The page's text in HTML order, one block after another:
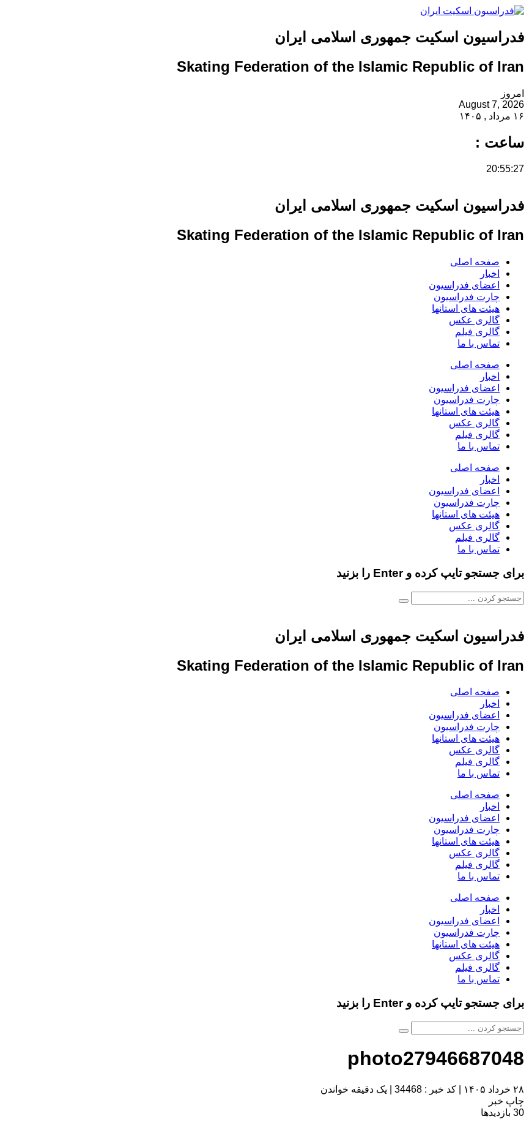
فدراسیون اسکیت جمهوری اسلامی ایران
Skating Federation of the Islamic Republic of Iran
امروز
August 7, 2026
۱۶ مرداد , ۱۴۰۵
ساعت :
20:55:28
فدراسیون اسکیت جمهوری اسلامی ایران
Skating Federation of the Islamic Republic of Iran
صفحه اصلی
اخبار
اعضای فدراسیون
چارت فدراسیون
هیئت های استانها
گالری عکس
گالری فیلم
تماس با ما
صفحه اصلی
اخبار
اعضای فدراسیون
چارت فدراسیون
هیئت های استانها
گالری عکس
گالری فیلم
تماس با ما
صفحه اصلی
اخبار
اعضای فدراسیون
چارت فدراسیون
هیئت های استانها
گالری عکس
گالری فیلم
تماس با ما
برای جستجو تایپ کرده و Enter را بزنید
فدراسیون اسکیت جمهوری اسلامی ایران
Skating Federation of the Islamic Republic of Iran
صفحه اصلی
اخبار
اعضای فدراسیون
چارت فدراسیون
هیئت های استانها
گالری عکس
گالری فیلم
تماس با ما
صفحه اصلی
اخبار
اعضای فدراسیون
چارت فدراسیون
هیئت های استانها
گالری عکس
گالری فیلم
تماس با ما
صفحه اصلی
اخبار
اعضای فدراسیون
چارت فدراسیون
هیئت های استانها
گالری عکس
گالری فیلم
تماس با ما
برای جستجو تایپ کرده و Enter را بزنید
photo27946687048
۲۸ خرداد ۱۴۰۵ کد خبر : 34468
یک دقیقه خواندن
چاپ خبر
30 بازدیدها